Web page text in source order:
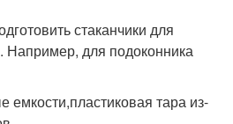
стаканчики для
для подоконника
емкости,пластиковая тара из-